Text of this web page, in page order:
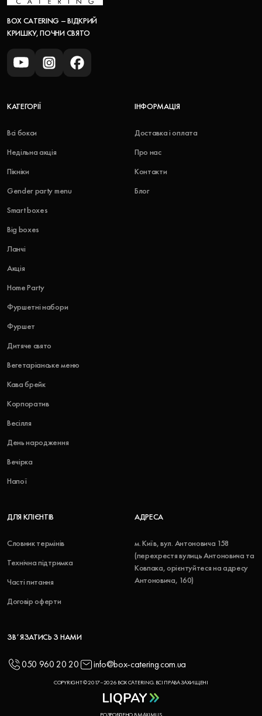
BOX CATERING – ВІДКРИЙ
КРИШКУ, ПОЧНИ СВЯТО
КАТЕГОРІЇ
Всі бокси
Недільна акція
Пікніки
Gender party menu
Smart boxes
Big boxes
Ланчі
Акція
Home Party
Фуршетні набори
Фуршет
Дитяче свято
Вегетаріанське меню
Кава брейк
Корпоратив
Весілля
День народження
Вечірка
Напої
ІНФОРМАЦІЯ
Доставка і оплата
Про нас
Контакти
Блог
ДЛЯ КЛІЄНТІВ
Словник термінів
Технічна підтримка
Часті питання
Договір оферти
АДРЕСА
м. Київ, вул. Антоновича 158
(перехрестя вулиць Антоновича та
Ковпака, орієнтуйтеся на адресу
Антоновича, 160)
ЗВʼЯЗАТИСЬ З НАМИ
050 960 20 20 info@box-catering.com.ua
COPYRIGHT © 2017–2026 BOX CATERING. ВСІ ПРАВА ЗАХИЩЕНІ